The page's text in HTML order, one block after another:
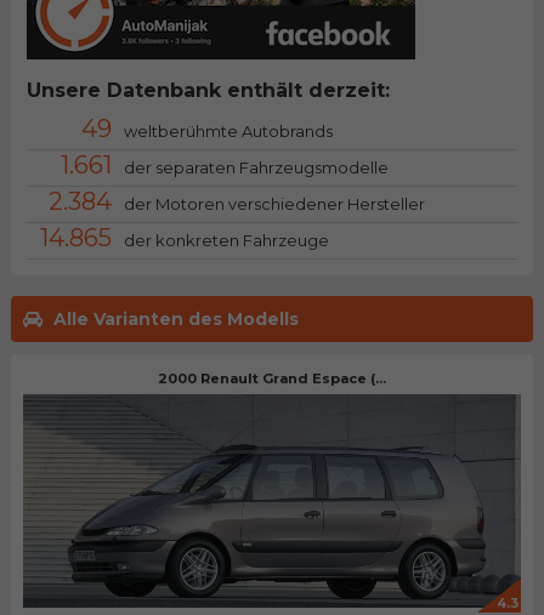
Alle Varianten des Modells
2000 Renault Grand Espace (...
4.3
Unsere Datenbank enthält derzeit:
49 weltberühmte Autobrands
1.661 der separaten Fahrzeugsmodelle
2.384 der Motoren verschiedener Hersteller
14.865 der konkreten Fahrzeuge